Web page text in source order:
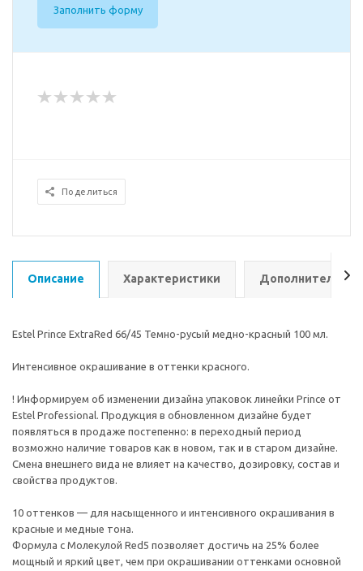
Заполнить форму
Поделиться
Описание Характеристики Дополнительно
Estel Prince ExtraRed 66/45 Темно-русый медно-красный 100 мл.
Интенсивное окрашивание в оттенки красного.
! Информируем об изменении дизайна упаковок линейки Prince от
Estel Professional. Продукция в обновленном дизайне будет
появляться в продаже постепенно: в переходный период
возможно наличие товаров как в новом, так и в старом дизайне.
Смена внешнего вида не влияет на качество, дозировку, состав и
свойства продуктов.
10 оттенков — для насыщенного и интенсивного окрашивания в
красные и медные тона.
Формула с Молекулой Red5 позволяет достичь на 25% более
мощный и яркий цвет, чем при окрашивании оттенками основной